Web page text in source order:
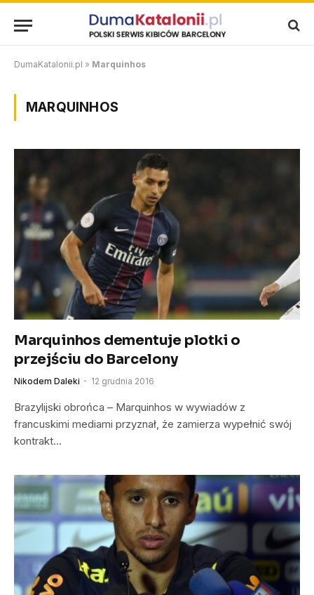
DumaKatalonii.pl » Marquinhos
MARQUINHOS
Marquinhos dementuje plotki o
przejściu do Barcelony
Nikodem Daleki 12 grudnia 2016
Brazylijski obrońca – Marquinhos w wywiadów z
francuskimi mediami przyznał, że zamierza wypełnić swój
kontrakt…